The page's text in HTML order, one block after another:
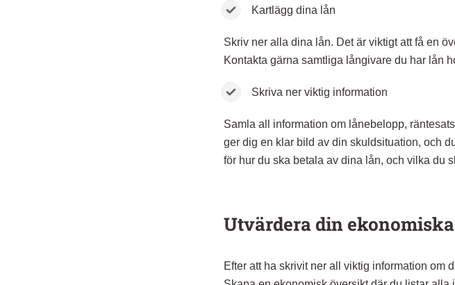
Kartlägg dina lån
Skriv ner alla dina lån. Det är viktigt att få en
Kontakta gärna samtliga långivare du har lån
Skriva ner viktig information
Samla all information om lånebelopp,
ger dig en klar bild av din skuldsituation, och
för hur du ska betala av dina lån, och vilka du
Utvärdera din
Efter att ha skrivit ner all viktig information om